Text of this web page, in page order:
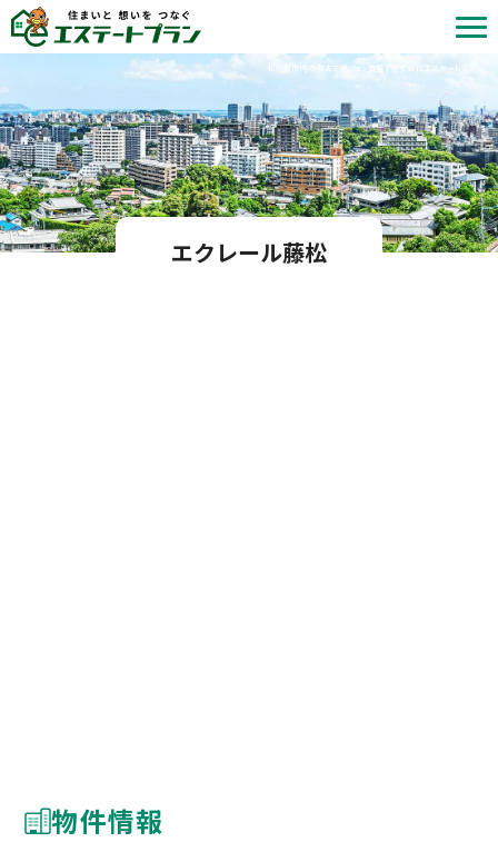
北九州市内の中古マンション情報 | 株式会社エステートプラン
エクレール藤松
物件情報